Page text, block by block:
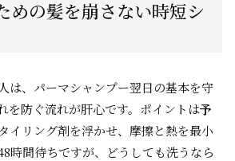
めの髪を崩さない時短シ
は、パーマシャンプー翌日の基本を守
を防ぐ流れが肝心です。ポイントは予
イリング剤を浮かせ、摩擦と熱を最小
時間待ちですが、どうしても洗うなら